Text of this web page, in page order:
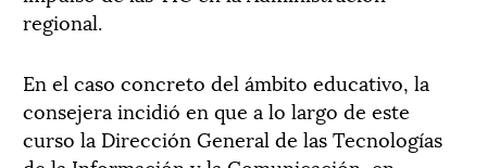
regional.
En el caso concreto del ámbito educativo, la
consejera incidió en que a lo largo de este
curso la Dirección General de las Tecnologías